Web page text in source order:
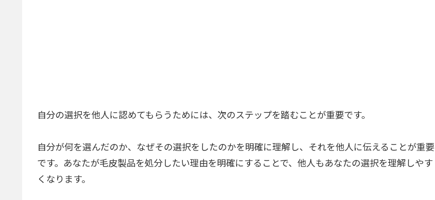
自分の選択を他人に認めてもらうためには、次のステップを踏むことが重要です。
自分が何を選んだのか、なぜその選択をしたのかを明確に理解し、それを他人に伝えることが重要
です。あなたが毛皮製品を処分したい理由を明確にすることで、他人もあなたの選択を理解しやす
くなります。